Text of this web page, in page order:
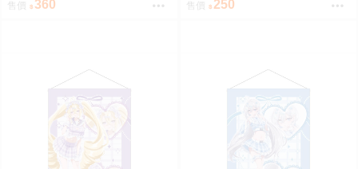
機一款
360 250